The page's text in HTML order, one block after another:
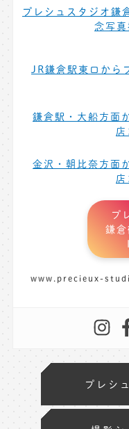
プレシュスタジオ鎌
念写
JR鎌倉駅東口から
鎌倉駅・大船方面
金沢・朝比奈方面
プ
鎌
www.precieux-
プレシ